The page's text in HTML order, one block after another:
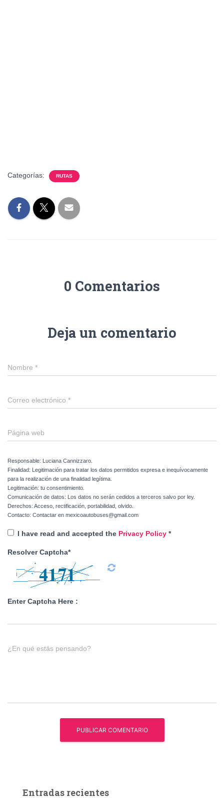
Categorías: RUTAS
0 Comentarios
Deja un comentario
Nombre *
Correo electrónico *
Página web
Responsable: Luciana Cannizzaro.
Finalidad: Legitimación para tratar los datos permitidos expresa e inequívocamente
para la realización de una finalidad legítima.
Legitimación: tu consentimiento.
Comunicación de datos: Los datos no serán cedidos a terceros salvo por ley.
Derechos: Acceso, rectificación, portabilidad, olvido.
Contacto: Contactar en mexicoautobuses@gmail.com
I have read and accepted the Privacy Policy *
Resolver Captcha*
Enter Captcha Here :
¿En qué estás pensando?
Entradas recientes